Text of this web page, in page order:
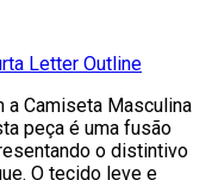
Letter Outline
Camiseta Masculina
peça é uma fusão
o distintivo
O tecido leve e